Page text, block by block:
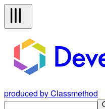
produced by Classmethod